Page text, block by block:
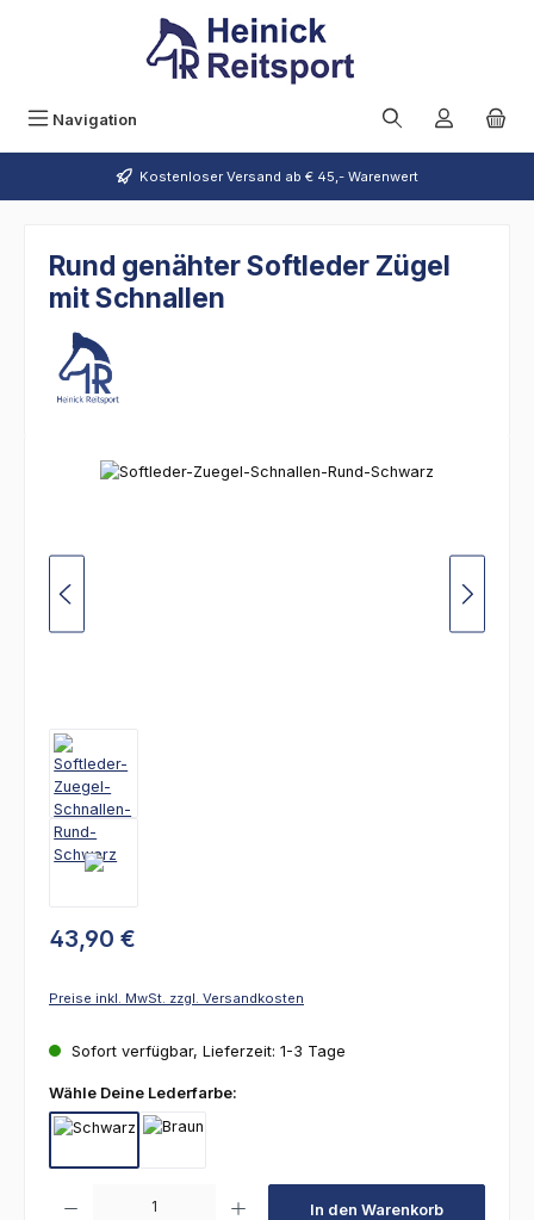
Zum Hauptinhalt springen
Navigation
Kostenloser Versand ab € 45,- Warenwert
Rund genähter Softleder Zügel
mit Schnallen
Bildergalerie überspringen
43,90 €
Preise inkl. MwSt. zzgl. Versandkosten
Sofort verfügbar, Lieferzeit: 1-3 Tage
Wähle Deine Lederfarbe:
In den Warenkorb